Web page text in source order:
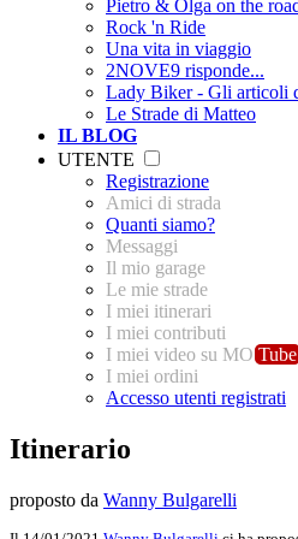
Pietro & Olga on the
Rock 'n Ride
Una vita in viaggio
2NOVE9 risponde...
Lady Biker - Gli articoli
Le Strade di Matteo
IL BLOG
UTENTE
Registrazione
Amici di strada
Quanti siamo?
Messaggi
Il mio garage
Le mie strade
I miei itinerari
I miei contributi
I miei video su MO Tube
I miei ordini
Accesso utenti registrati
Itinerario
proposto da Wanny Bulgarelli